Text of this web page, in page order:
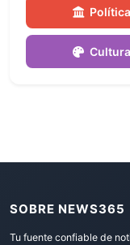
Política
Cultura
SOBRE NEWS365
Tu fuente confiable de